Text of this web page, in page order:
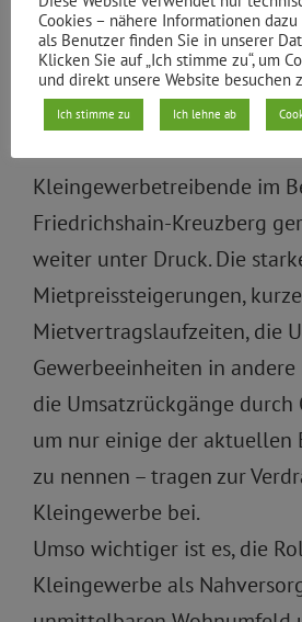
für
zu erhalten
Begründung
Kleingewerbetreibende im
Friedrichshain-Kreuzberg
weiter unter Druck. Die
Mietpreissteigerungen, kurze
Mietvertragslaufzeiten, die
Gewerbeeinheiten in
die Umsatzrückgänge
um nur einige der aktuellen
zu nennen – tragen zur
Kleingewerbe bei.
Umso wichtiger ist es, die
Kleingewerbe als
Cookies – nähere Informationen
als Benutzer finden Sie in unserer
Klicken Sie auf „Ich stimme zu“, um
und direkt unsere Website besuchen
Ich stimme zu Ich lehne ab